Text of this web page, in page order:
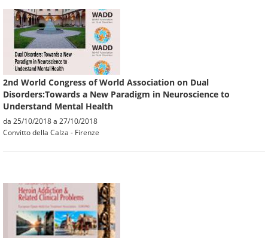
2nd World Congress of World Association on Dual
Disorders:Towards a New Paradigm in Neuroscience to
Understand Mental Health
da 25/10/2018a 27/10/2018
Convitto della Calza - Firenze